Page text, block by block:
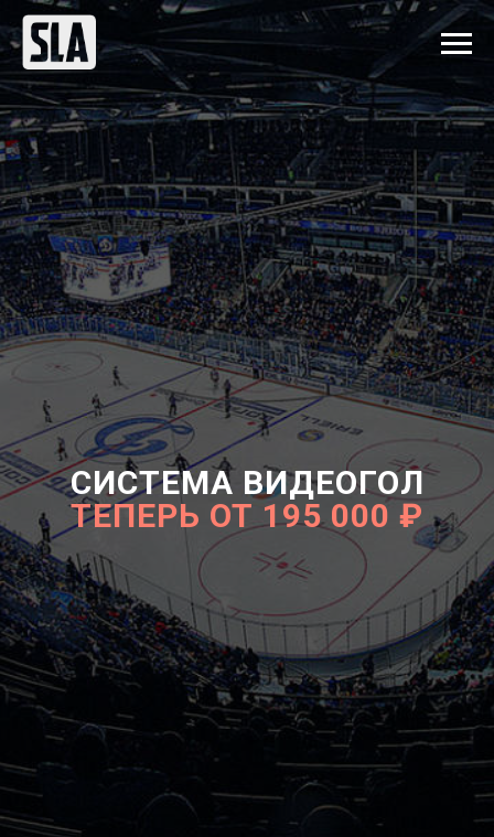
СИСТЕМА ВИДЕОГОЛ
ТЕПЕРЬ ОТ 195 000 ₽